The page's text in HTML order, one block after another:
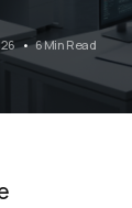
6 Min Read